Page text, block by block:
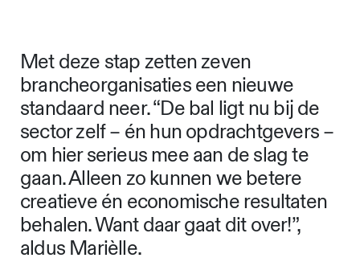
Met deze stap zetten zeven
brancheorganisaties een nieuwe
standaard neer. “De bal ligt nu bij de
sector zelf – én hun opdrachtgevers –
om hier serieus mee aan de slag te
gaan. Alleen zo kunnen we betere
creatieve én economische resultaten
behalen. Want daar gaat dit over!”,
aldus Marièlle.